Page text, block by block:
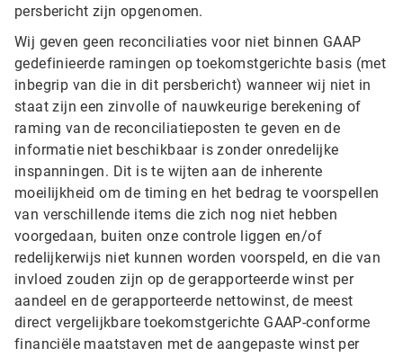
persbericht zijn opgenomen.
Wij geven geen reconciliaties voor niet binnen GAAP
gedefinieerde ramingen op toekomstgerichte basis (met
inbegrip van die in dit persbericht) wanneer wij niet in
staat zijn een zinvolle of nauwkeurige berekening of
raming van de reconciliatieposten te geven en de
informatie niet beschikbaar is zonder onredelijke
inspanningen. Dit is te wijten aan de inherente
moeilijkheid om de timing en het bedrag te voorspellen
van verschillende items die zich nog niet hebben
voorgedaan, buiten onze controle liggen en/of
redelijkerwijs niet kunnen worden voorspeld, en die van
invloed zouden zijn op de gerapporteerde winst per
aandeel en de gerapporteerde nettowinst, de meest
direct vergelijkbare toekomstgerichte GAAP-conforme
financiële maatstaven met de aangepaste winst per